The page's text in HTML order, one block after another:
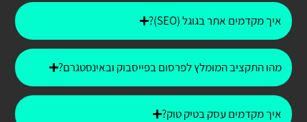
איך מקדמים אתר בגוגל (SEO)?
מהו התקציב המומלץ לפרסום בפייסבוק ובאינסטגרם?
איך מקדמים עסק בטיק טוק?